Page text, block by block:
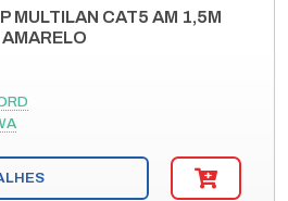
MULTILAN CAT5 AM 1,5M
AMARELO